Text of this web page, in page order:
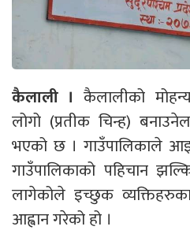
कैलाली । कैलालीको
लोगो (प्रतीक चिन्ह)
भएको छ । गाउँपालिकाले
गाउँपालिकाको पहिचान
लागेकोले इच्छुक
आह्वान गरेको हो ।